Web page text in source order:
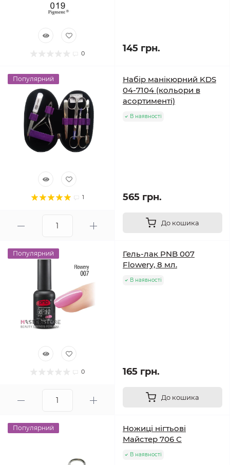
0 145 грн.
Популярний
1
Набір манікюрний KDS
04-7104 (кольори в
асортименті)
В наявності
565 грн.
До кошика
Популярний
0
Гель-лак PNB 007
Flowery, 8 мл.
В наявності
165 грн.
До кошика
Популярний
Ножиці нігтьові
Майстер 706 С
В наявності